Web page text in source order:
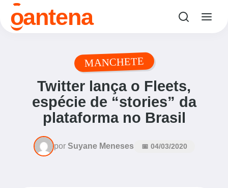
oantena
MANCHETE
Twitter lança o Fleets,
espécie de “stories” da
plataforma no Brasil
por Suyane Meneses 📅 04/03/2020